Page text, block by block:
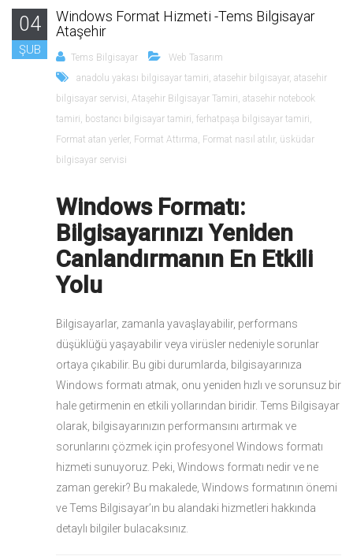
04
ŞUB
Windows Format Hizmeti -Tems Bilgisayar
Ataşehir
Tems Bilgisayar
Web Tasarım
anadolu yakası bilgisayar tamiri, atasehir bilgisayar, atasehir
bilgisayar servisi, Ataşehir Bilgisayar Tamiri, atasehir notebook
tamiri, bostancı bilgisayar tamiri, ferhatpaşa bilgisayar tamiri,
Format atan yerler, Format Attırma, Format nasıl atılır, üsküdar
bilgisayar servisi
Windows Formatı:
Bilgisayarınızı Yeniden
Canlandırmanın En Etkili
Yolu
Bilgisayarlar, zamanla yavaşlayabilir, performans
düşüklüğü yaşayabilir veya virüsler nedeniyle sorunlar
ortaya çıkabilir. Bu gibi durumlarda, bilgisayarınıza
Windows formatı atmak, onu yeniden hızlı ve sorunsuz bir
hale getirmenin en etkili yollarından biridir. Tems Bilgisayar
olarak, bilgisayarınızın performansını artırmak ve
sorunlarını çözmek için profesyonel Windows formatı
hizmeti sunuyoruz. Peki, Windows formatı nedir ve ne
zaman gerekir? Bu makalede, Windows formatının önemi
ve Tems Bilgisayar’ın bu alandaki hizmetleri hakkında
detaylı bilgiler bulacaksınız.